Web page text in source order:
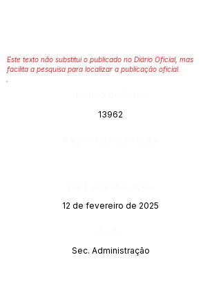
Este texto não substitui o publicado no Diário Oficial, mas
facilita a pesquisa para localizar a publicação oficial.
13962
12 de fevereiro de 2025
Sec. Administração